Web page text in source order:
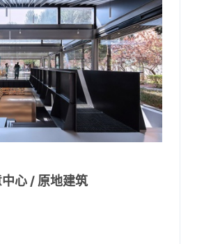
心 / 原地建筑